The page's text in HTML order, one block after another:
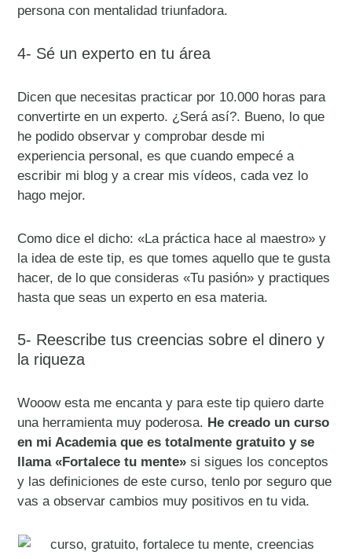
persona con mentalidad triunfadora.
4- Sé un experto en tu área
Dicen que necesitas practicar por 10.000 horas para
convertirte en un experto. ¿Será así?. Bueno, lo que
he podido observar y comprobar desde mi
experiencia personal, es que cuando empecé a
escribir mi blog y a crear mis vídeos, cada vez lo
hago mejor.
Como dice el dicho: «La práctica hace al maestro» y
la idea de este tip, es que tomes aquello que te gusta
hacer, de lo que consideras «Tu pasión» y practiques
hasta que seas un experto en esa materia.
5- Reescribe tus creencias sobre el dinero y
la riqueza
Wooow esta me encanta y para este tip quiero darte
una herramienta muy poderosa. He creado un curso
en mi Academia que es totalmente gratuito y se
llama «Fortalece tu mente»si sigues los conceptos
y las definiciones de este curso, tenlo por seguro que
vas a observar cambios muy positivos en tu vida.